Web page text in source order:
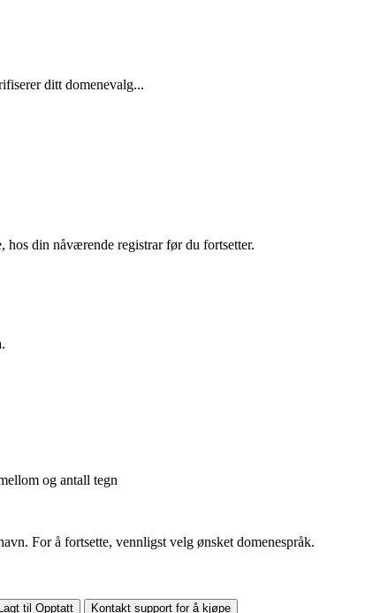
ditt domenevalg...
hos din nåværende registrar før du fortsetter.
og antall tegn
For å fortsette, vennligst velg ønsket domenespråk.
Lagt til Opptatt Kontakt support for å kjøpe